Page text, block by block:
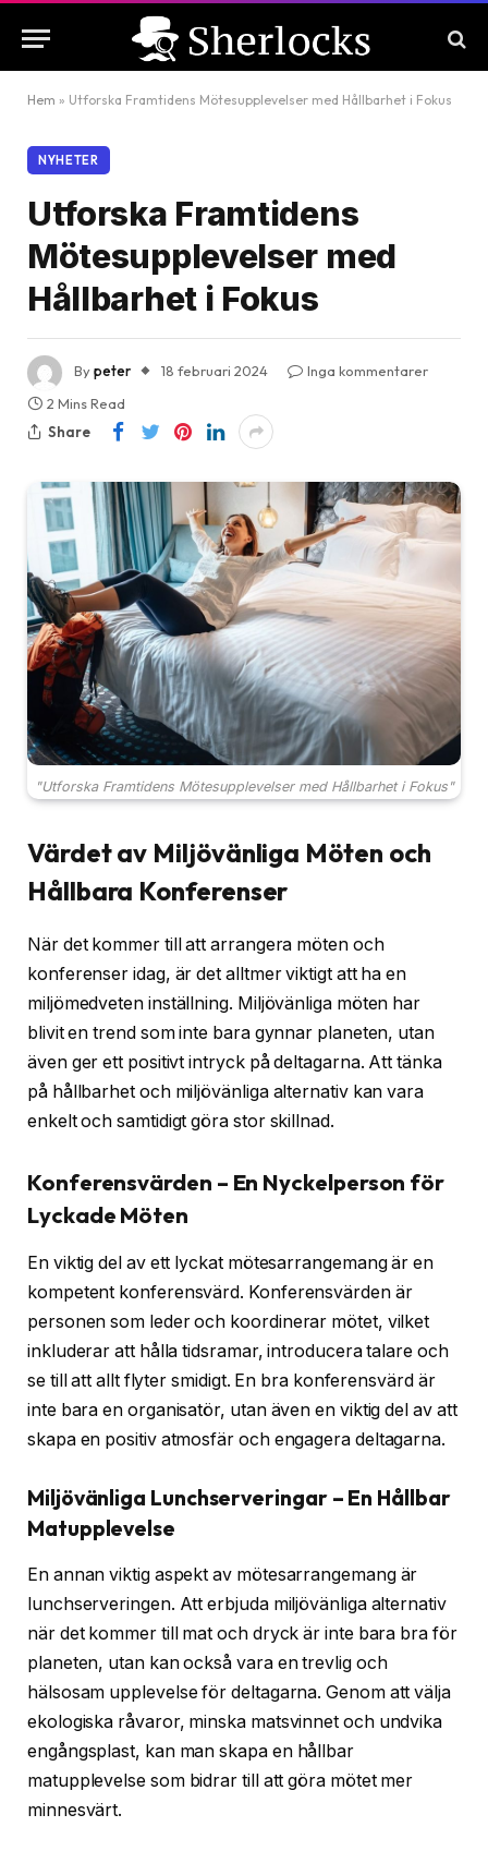
Hem » Utforska Framtidens Mötesupplevelser med Hållbarhet i Fokus
NYHETER
Utforska Framtidens
Mötesupplevelser med
Hållbarhet i Fokus
Bypeter 18 februari 2024
Inga kommentarer
2 Mins Read
Share
"Utforska Framtidens Mötesupplevelser med Hållbarhet i Fokus"
Värdet av Miljövänliga Möten och
Hållbara Konferenser
När det kommer till att arrangera möten och
konferenser idag, är det alltmer viktigt att ha en
miljömedveten inställning. Miljövänliga möten har
blivit en trend som inte bara gynnar planeten, utan
även ger ett positivt intryck på deltagarna. Att tänka
på hållbarhet och miljövänliga alternativ kan vara
enkelt och samtidigt göra stor skillnad.
Konferensvärden – En Nyckelperson för
Lyckade Möten
En viktig del av ett lyckat mötesarrangemang är en
kompetent konferensvärd. Konferensvärden är
personen som leder och koordinerar mötet, vilket
inkluderar att hålla tidsramar, introducera talare och
se till att allt flyter smidigt. En bra konferensvärd är
inte bara en organisatör, utan även en viktig del av att
skapa en positiv atmosfär och engagera deltagarna.
Miljövänliga Lunchserveringar – En Hållbar
Matupplevelse
En annan viktig aspekt av mötesarrangemang är
lunchserveringen. Att erbjuda miljövänliga alternativ
när det kommer till mat och dryck är inte bara bra för
planeten, utan kan också vara en trevlig och
hälsosam upplevelse för deltagarna. Genom att välja
ekologiska råvaror, minska matsvinnet och undvika
engångsplast, kan man skapa en hållbar
matupplevelse som bidrar till att göra mötet mer
minnesvärt.